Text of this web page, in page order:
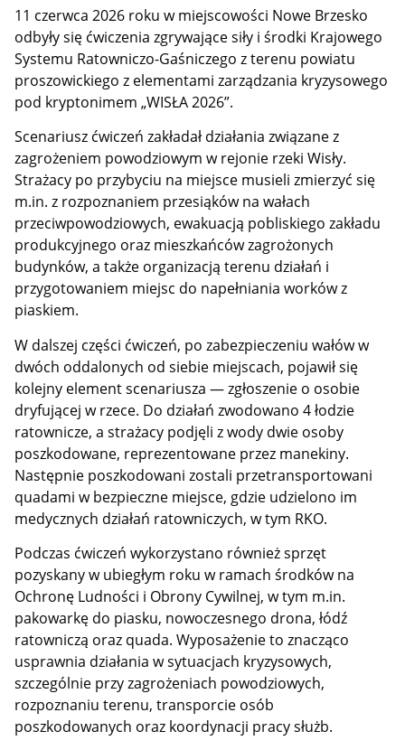
11 czerwca 2026 roku w miejscowości Nowe Brzesko
odbyły się ćwiczenia zgrywające siły i środki Krajowego
Systemu Ratowniczo-Gaśniczego z terenu powiatu
proszowickiego z elementami zarządzania kryzysowego
pod kryptonimem „WISŁA 2026”.
Scenariusz ćwiczeń zakładał działania związane z
zagrożeniem powodziowym w rejonie rzeki Wisły.
Strażacy po przybyciu na miejsce musieli zmierzyć się
m.in. z rozpoznaniem przesiąków na wałach
przeciwpowodziowych, ewakuacją pobliskiego zakładu
produkcyjnego oraz mieszkańców zagrożonych
budynków, a także organizacją terenu działań i
przygotowaniem miejsc do napełniania worków z
piaskiem.
W dalszej części ćwiczeń, po zabezpieczeniu wałów w
dwóch oddalonych od siebie miejscach, pojawił się
kolejny element scenariusza — zgłoszenie o osobie
dryfującej w rzece. Do działań zwodowano 4 łodzie
ratownicze, a strażacy podjęli z wody dwie osoby
poszkodowane, reprezentowane przez manekiny.
Następnie poszkodowani zostali przetransportowani
quadami w bezpieczne miejsce, gdzie udzielono im
medycznych działań ratowniczych, w tym RKO.
Podczas ćwiczeń wykorzystano również sprzęt
pozyskany w ubiegłym roku w ramach środków na
Ochronę Ludności i Obrony Cywilnej, w tym m.in.
pakowarkę do piasku, nowoczesnego drona, łódź
ratowniczą oraz quada. Wyposażenie to znacząco
usprawnia działania w sytuacjach kryzysowych,
szczególnie przy zagrożeniach powodziowych,
rozpoznaniu terenu, transporcie osób
poszkodowanych oraz koordynacji pracy służb.